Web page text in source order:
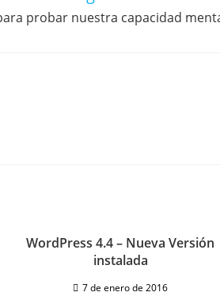
probar nuestra capacidad
WordPress 4.4 – Nueva Versión
instalada
7 de enero de 2016